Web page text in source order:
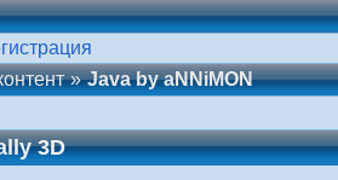
Java by aNNiMON
3D